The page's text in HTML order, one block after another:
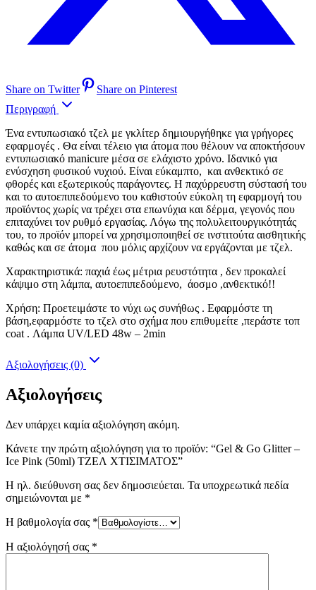
Share on Twitter
Share on Pinterest
Περιγραφή
Ένα εντυπωσιακό τζελ με γκλίτερ δημιουργήθηκε για γρήγορες
εφαρμογές . Θα είναι τέλειο για άτομα που θέλουν να αποκτήσουν
εντυπωσιακό manicure μέσα σε ελάχιστο χρόνο. Ιδανικό για
ενύσχηση φυσικού νυχιού. Είναι εύκαμπτο, και ανθεκτικό σε
φθορές και εξωτερικούς παράγοντες. Η παχύρρευστη σύστασή του
και το αυτοεπιπεδούμενο του καθιστούν εύκολη τη εφαρμογή του
προϊόντος χωρίς να τρέχει στα επωνύχια και δέρμα, γεγονός που
επιταχύνει τον ρυθμό εργασίας. Λόγω της πολυλειτουργικότητάς
του, το προϊόν μπορεί να χρησιμοποιηθεί σε ινστιτούτα αισθητικής
καθώς και σε άτομα που μόλις αρχίζουν να εργάζονται με τζελ.
Χαρακτηριστικά: παχιά έως μέτρια ρευστότητα , δεν προκαλεί
κάψιμο στη λάμπα, αυτοεπιπεδούμενο, άοσμο ,ανθεκτικό!!
Χρήση: Προετειμάστε το νύχι ως συνήθως . Εφαρμόστε τη
βάση,εφαρμόστε το τζελ στο σχήμα που επιθυμείτε ,περάστε τοπ
coat . Λάμπα UV/LED 48w – 2min
Αξιολογήσεις (0)
Αξιολογήσεις
Δεν υπάρχει καμία αξιολόγηση ακόμη.
Κάνετε την πρώτη αξιολόγηση για το προϊόν: “Gel & Go Glitter –
Ice Pink (50ml) ΤΖΕΛ ΧΤΙΣΙΜΑΤΟΣ”
Η ηλ. διεύθυνση σας δεν δημοσιεύεται. Τα υποχρεωτικά πεδία
σημειώνονται με *
Η βαθμολογία σας *
Η αξιολόγησή σας *